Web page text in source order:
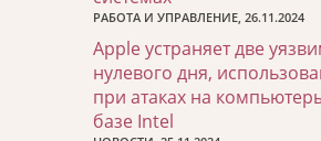
РАБОТА И УПРАВЛЕНИЕ, 26.11.2024
Apple устраняет две
нулевого дня,
при атаках на
базе Intel